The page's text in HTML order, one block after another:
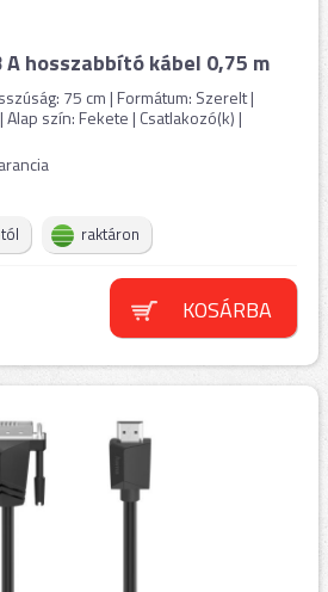
A hosszabbító kábel 0,75 m
75 cm | Formátum: Szerelt |
szín: Fekete | Csatlakozó(k) |
raktáron
KOSÁRBA